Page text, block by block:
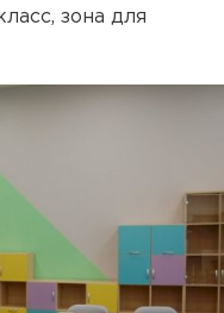
зона для